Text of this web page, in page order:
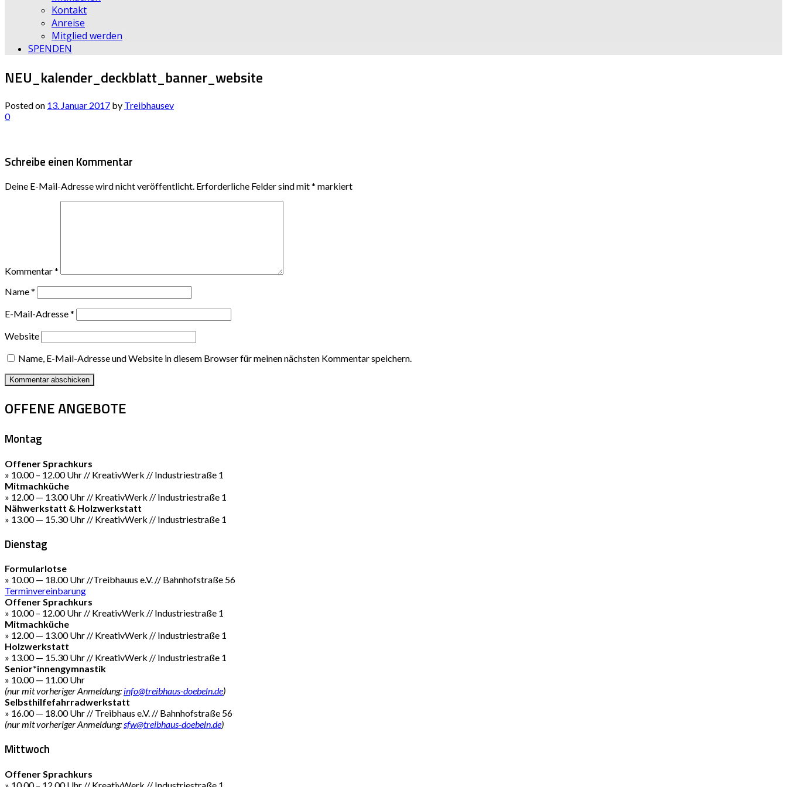
Kontakt
Anreise
Mitglied werden
SPENDEN
NEU_kalender_deckblatt_banner_website
Posted on 13. Januar 2017 by Treibhausev
0
Schreibe einen Kommentar
Deine E-Mail-Adresse wird nicht veröffentlicht. Erforderliche Felder sind mit* markiert
Kommentar*
Name*
E-Mail-Adresse*
Website
Name, E-Mail-Adresse und Website in diesem Browser für meinen nächsten Kommentar speichern.
OFFENE ANGEBOTE
Montag
Offener Sprachkurs
» 10.00 – 12.00 Uhr // KreativWerk // Industriestraße 1
Mitmachküche
» 12.00 — 13.00 Uhr // KreativWerk // Industriestraße 1
Nähwerkstatt & Holzwerkstatt
» 13.00 — 15.30 Uhr // KreativWerk // Industriestraße 1
Dienstag
Formularlotse
» 10.00 — 18.00 Uhr //Treibhauus e.V. // Bahnhofstraße 56
Terminvereinbarung
Offener Sprachkurs
» 10.00 – 12.00 Uhr // KreativWerk // Industriestraße 1
Mitmachküche
» 12.00 — 13.00 Uhr // KreativWerk // Industriestraße 1
Holzwerkstatt
» 13.00 — 15.30 Uhr // KreativWerk // Industriestraße 1
Senior*innengymnastik
» 10.00 — 11.00 Uhr
(nur mit vorheriger Anmeldung: info@treibhaus-doebeln.de)
Selbsthilfefahrradwerkstatt
» 16.00 — 18.00 Uhr // Treibhaus e.V. // Bahnhofstraße 56
(nur mit vorheriger Anmeldung:sfw@treibhaus-doebeln.de)
Mittwoch
Offener Sprachkurs
» 10.00 – 12.00 Uhr // KreativWerk // Industriestraße 1